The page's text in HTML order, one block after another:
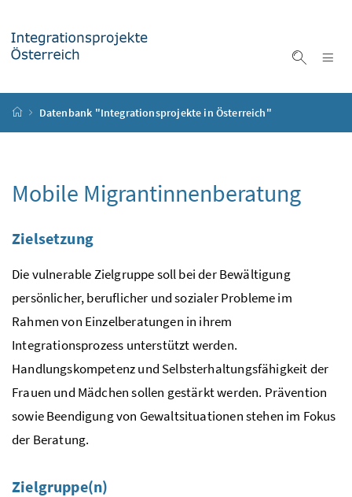
Startseite
Datenbank "Integrationsprojekte in Österreich"
Mobile Migrantinnenberatung
Zielsetzung
Die vulnerable Zielgruppe soll bei der Bewältigung
persönlicher, beruflicher und sozialer Probleme im
Rahmen von Einzelberatungen in ihrem
Integrationsprozess unterstützt werden.
Handlungskompetenz und Selbsterhaltungsfähigkeit der
Frauen und Mädchen sollen gestärkt werden. Prävention
sowie Beendigung von Gewaltsituationen stehen im Fokus
der Beratung.
Zielgruppe(n)